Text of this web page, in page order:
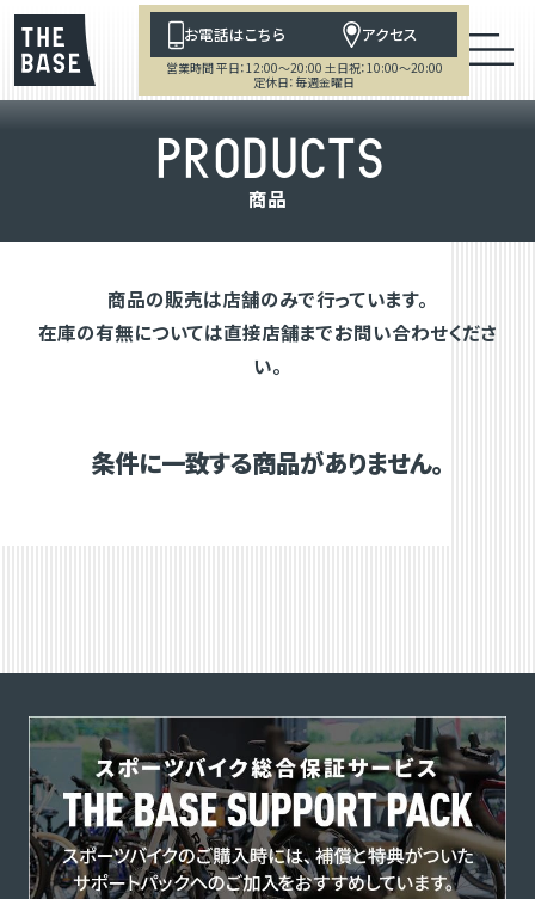
お電話はこちら アクセス
営業時間 平日：12:00～20:00 土日祝：10:00～20:00
定休日：毎週金曜日
PRODUCTS
商品
商品の販売は店舗のみで行っています。
在庫の有無については直接店舗までお問い合わせくださ
い。
条件に一致する商品がありません。